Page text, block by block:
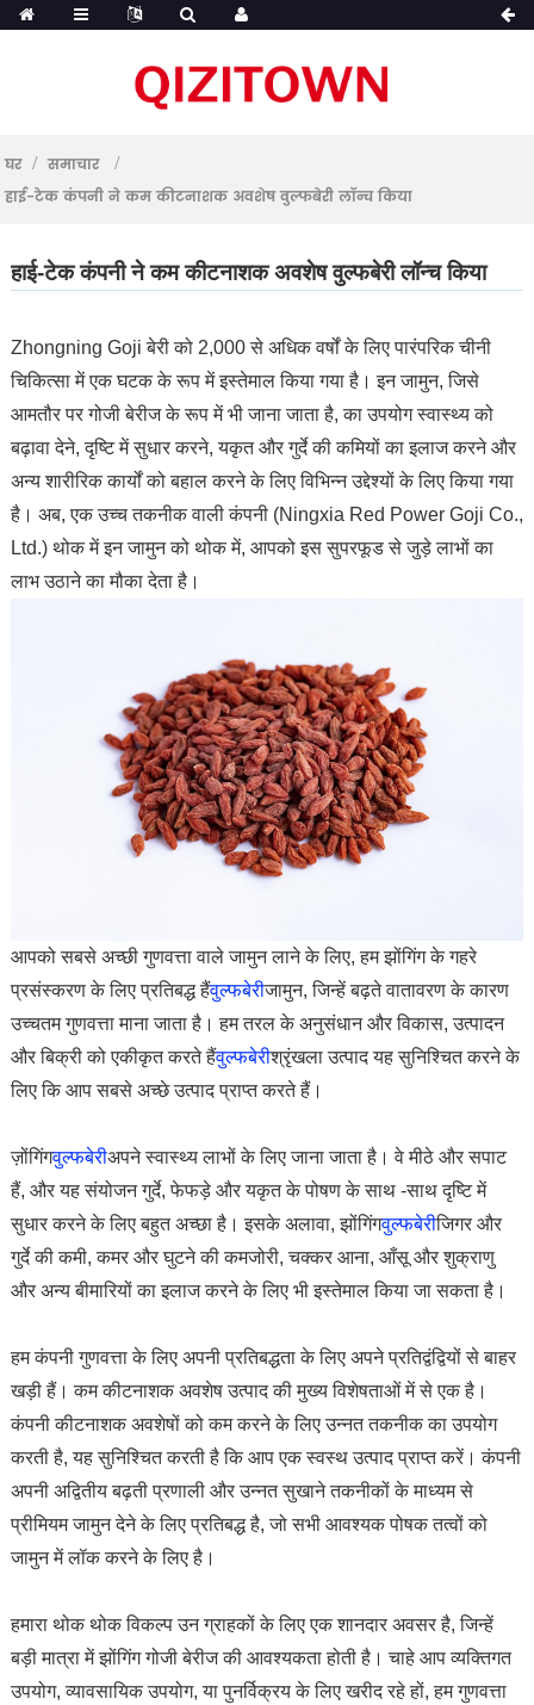
घर
समाचार
हाई-टेक कंपनी ने कम कीटनाशक अवशेष वुल्फबेरी लॉन्च किया
हाई-टेक कंपनी ने कम कीटनाशक अवशेष वुल्फबेरी लॉन्च किया
Zhongning Goji बेरी को 2,000 से अधिक वर्षों के लिए पारंपरिक चीनी
चिकित्सा में एक घटक के रूप में इस्तेमाल किया गया है। इन जामुन, जिसे
आमतौर पर गोजी बेरीज के रूप में भी जाना जाता है, का उपयोग स्वास्थ्य को
बढ़ावा देने, दृष्टि में सुधार करने, यकृत और गुर्दे की कमियों का इलाज करने और
अन्य शारीरिक कार्यों को बहाल करने के लिए विभिन्न उद्देश्यों के लिए किया गया
है। अब, एक उच्च तकनीक वाली कंपनी (Ningxia Red Power Goji Co.,
Ltd.) थोक में इन जामुन को थोक में, आपको इस सुपरफूड से जुड़े लाभों का
लाभ उठाने का मौका देता है।
आपको सबसे अच्छी गुणवत्ता वाले जामुन लाने के लिए, हम झोंगिंग के गहरे
प्रसंस्करण के लिए प्रतिबद्ध हैंवुल्फबेरीजामुन, जिन्हें बढ़ते वातावरण के कारण
उच्चतम गुणवत्ता माना जाता है। हम तरल के अनुसंधान और विकास, उत्पादन
और बिक्री को एकीकृत करते हैंवुल्फबेरीश्रृंखला उत्पाद यह सुनिश्चित करने के
लिए कि आप सबसे अच्छे उत्पाद प्राप्त करते हैं।
ज़ोंगिंगवुल्फबेरीअपने स्वास्थ्य लाभों के लिए जाना जाता है। वे मीठे और सपाट
हैं, और यह संयोजन गुर्दे, फेफड़े और यकृत के पोषण के साथ -साथ दृष्टि में
सुधार करने के लिए बहुत अच्छा है। इसके अलावा, झोंगिंगवुल्फबेरीजिगर और
गुर्दे की कमी, कमर और घुटने की कमजोरी, चक्कर आना, आँसू और शुक्राणु
और अन्य बीमारियों का इलाज करने के लिए भी इस्तेमाल किया जा सकता है।
हम कंपनी गुणवत्ता के लिए अपनी प्रतिबद्धता के लिए अपने प्रतिद्वंद्वियों से बाहर
खड़ी हैं। कम कीटनाशक अवशेष उत्पाद की मुख्य विशेषताओं में से एक है।
कंपनी कीटनाशक अवशेषों को कम करने के लिए उन्नत तकनीक का उपयोग
करती है, यह सुनिश्चित करती है कि आप एक स्वस्थ उत्पाद प्राप्त करें। कंपनी
अपनी अद्वितीय बढ़ती प्रणाली और उन्नत सुखाने तकनीकों के माध्यम से
प्रीमियम जामुन देने के लिए प्रतिबद्ध है, जो सभी आवश्यक पोषक तत्वों को
जामुन में लॉक करने के लिए है।
हमारा थोक थोक विकल्प उन ग्राहकों के लिए एक शानदार अवसर है, जिन्हें
बड़ी मात्रा में झोंगिंग गोजी बेरीज की आवश्यकता होती है। चाहे आप व्यक्तिगत
उपयोग, व्यावसायिक उपयोग, या पुनर्विक्रय के लिए खरीद रहे हों, हम गुणवत्ता